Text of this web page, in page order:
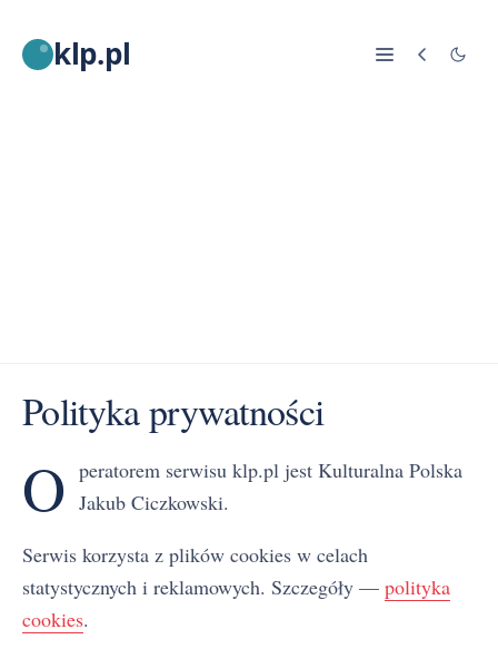
klp.pl
Polityka prywatności
O peratorem serwisu klp.pl jest Kulturalna Polska
Jakub Ciczkowski.
Serwis korzysta z plików cookies w celach
statystycznych i reklamowych. Szczegóły — polityka
cookies.